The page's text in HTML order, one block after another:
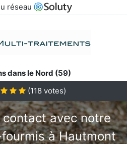
réseau
dans le Nord (59)
(118 votes)
avec notre
à Hautmont